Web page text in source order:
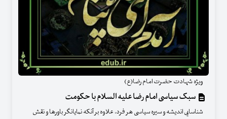
ویژه شهادت حضرت امام رضا(ع)
سبک سیاسی امام رضا علیه السلام با حکومت
شناسایی اندیشه و سیره سیاسی هر فرد، علاوه بر آنکه نمایانگر باورها و نقش